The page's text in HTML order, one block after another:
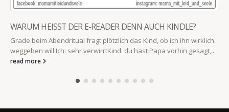
WARUM HEISST DER E-READER DENN AUCH KINDLE?
Grade beim Abendritual fragt plötzlich das Kind, ob ich ihn wirklich
weggeben will.Ich: sehr verwirrtKind: du hast Papa vorhin gesagt,...
read more